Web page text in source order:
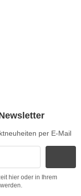
per E-Mail
hier oder in Ihrem